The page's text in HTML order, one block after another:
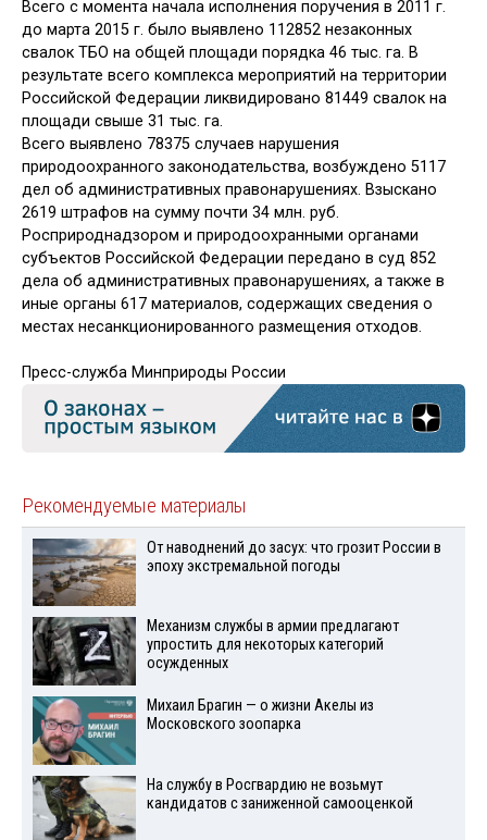
Всего с момента начала исполнения поручения в 2011 г.
до марта 2015 г. было выявлено 112852 незаконных
свалок ТБО на общей площади порядка 46 тыс. га. В
результате всего комплекса мероприятий на территории
Российской Федерации ликвидировано 81449 свалок на
площади свыше 31 тыс. га.
Всего выявлено 78375 случаев нарушения
природоохранного законодательства, возбуждено 5117
дел об административных правонарушениях. Взыскано
2619 штрафов на сумму почти 34 млн. руб.
Росприроднадзором и природоохранными органами
субъектов Российской Федерации передано в суд 852
дела об административных правонарушениях, а также в
иные органы 617 материалов, содержащих сведения о
местах несанкционированного размещения отходов.
Пресс-служба Минприроды России
Рекомендуемые материалы
От наводнений до засух: что грозит России в
эпоху экстремальной погоды
Механизм службы в армии предлагают
упростить для некоторых категорий
осужденных
Михаил Брагин — о жизни Акелы из
Московского зоопарка
На службу в Росгвардию не возьмут
кандидатов с заниженной самооценкой